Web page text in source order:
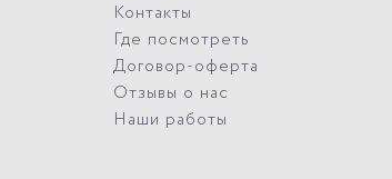
Контакты
Где посмотреть
Договор-оферта
Отзывы о нас
Наши работы